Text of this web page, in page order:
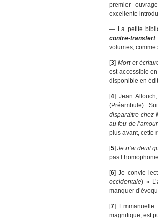
premier
excellente
— La petite
contre-transfert
volumes,
[3]Mort et
est accessible
disponible en
[4] Jean
(Préambule).
disparaître chez
au feu de l’amour
plus avant, cette
[5]Je n’ai deuil
pas
[6]Je convie
occidentale) «
manquer
[7] Emmanuelle
magnifique, est